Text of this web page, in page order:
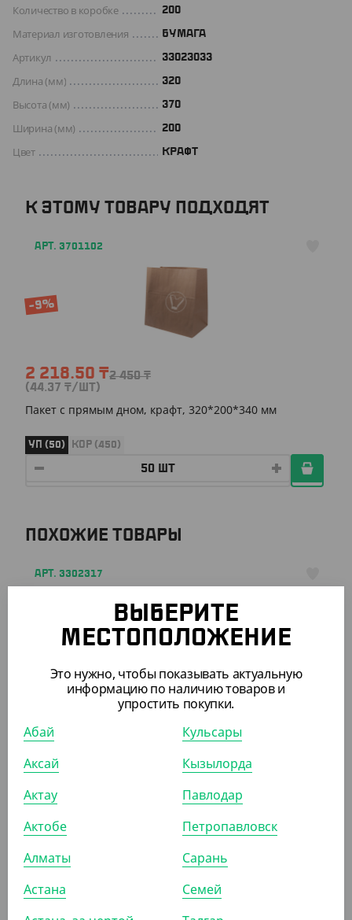
Количество в коробке 200
Материал изготовления БУМАГА
Артикул 33023033
Длина (мм) 320
Высота (мм) 370
Ширина (мм) 200
Цвет КРАФТ
К ЭТОМУ ТОВАРУ ПОДХОДЯТ
АРТ. 3701102
-9%
2 218.50 ₸2 450₸
(44.37 ₸/ШТ)
Пакет с прямым дном, крафт, 320*200*340 мм
УП (50) КОР (450)
ПОХОЖИЕ ТОВАРЫ
АРТ. 3302317
3 550₸
Пакет с кручеными ручками, крафт, 260*150*350 мм
УП (50)
АРТ. 3700105
-19%
ВЫБЕРИТЕ
МЕСТОПОЛОЖЕНИЕ
Это нужно, чтобы показывать актуальную
информацию по наличию товаров и
упростить покупки.
Абай
Аксай
Актау
Актобе
Алматы
Астана
Кульсары
Кызылорда
Павлодар
Петропавловск
Сарань
Семей